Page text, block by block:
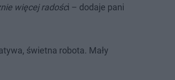
więcej radości – dodaje pani
świetna robota. Mały